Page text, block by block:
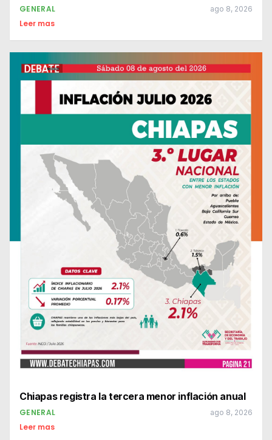
GENERAL ago 8, 2026
Leer mas
Chiapas registra la tercera menor inflación anual
GENERAL ago 8, 2026
Leer mas